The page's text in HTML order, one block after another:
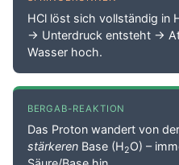
HCl löst sich vollständig in
→ Unterdruck entsteht →
Wasser hoch.
BERGAB-REAKTION
Das Proton wandert von der
stärkerenBase (H2O) –